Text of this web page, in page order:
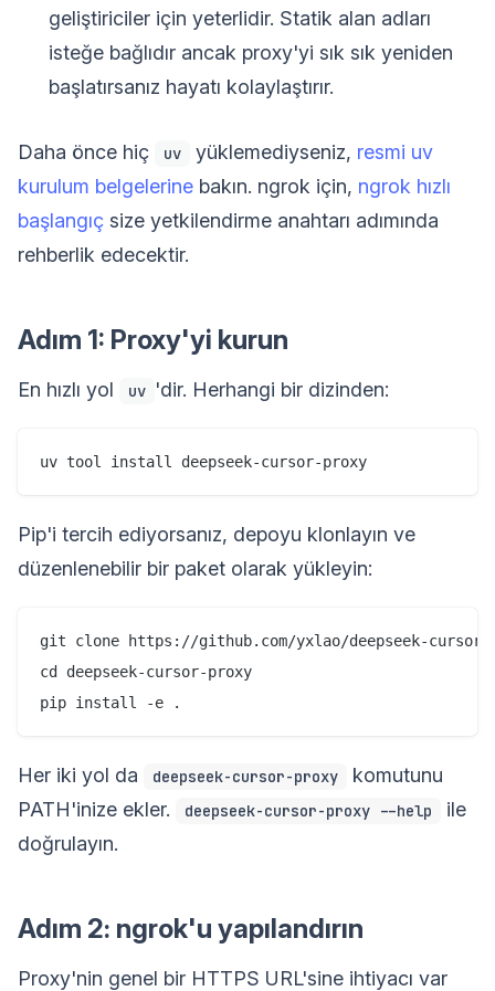
geliştiriciler için yeterlidir. Statik alan adları
isteğe bağlıdır ancak proxy'yi sık sık yeniden
başlatırsanız hayatı kolaylaştırır.
Daha önce hiç uv yüklemediyseniz, resmi uv
kurulum belgelerine bakın. ngrok için, ngrok hızlı
başlangıç size yetkilendirme anahtarı adımında
rehberlik edecektir.
Adım 1: Proxy'yi kurun
En hızlı yol uv 'dir. Herhangi bir dizinden:
Pip'i tercih ediyorsanız, depoyu klonlayın ve
düzenlenebilir bir paket olarak yükleyin:
git clone https://github.com/yxlao/deepseek-
cd deepseek-cursor-proxy
Her iki yol da deepseek-cursor-proxy
komutunu
PATH'inize ekler.
deepseek-cursor-proxy --help
ile
doğrulayın.
Adım 2: ngrok'u yapılandırın
Proxy'nin genel bir HTTPS URL'sine ihtiyacı var